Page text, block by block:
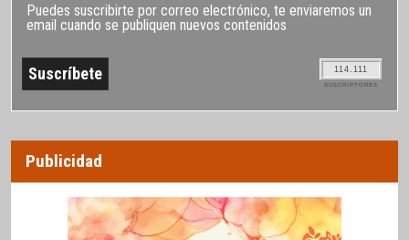
Puedes suscribirte por correo electrónico, te enviaremos un
email cuando se publiquen nuevos contenidos
114.111
SUSCRIPTORES
Publicidad